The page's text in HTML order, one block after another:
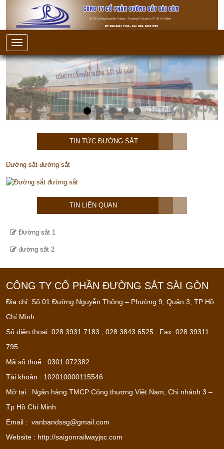
TIN TỨC ĐƯỜNG SẮT
Đường sắt đường sắt
TIN LIÊN QUAN
Đường sắt 1
đường sắt 2
CÔNG TY CỔ PHẦN ĐƯỜNG SẮT SÀI GÒN
Địa chỉ: Số 01 Đường Nguyễn Thông – Phường 9; Quận 3; TP Hồ
Chí Minh
Số điện thoại: 028.3931 7183 ; 028.3843 6525 Fax: 028.39311
795
Mã số thuế : 0301 072382
Tài khoản : 102010000115546
Mở tại : Ngân hàng TMCP Công thương Việt Nam, Chi nhánh 3 –
Tp Hồ Chí Minh
Email : vanbandssg@gmail.com
Website : http://saigonrailwayjsc.com